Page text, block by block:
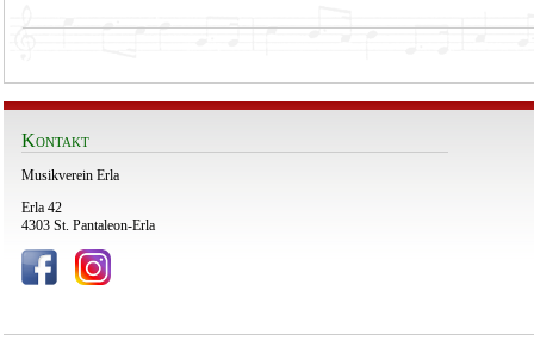
Kontakt
Musikverein Erla
Erla 42
4303 St. Pantaleon-Erla